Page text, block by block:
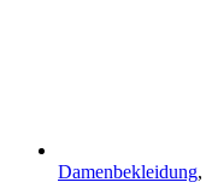
Damenbekleidung,